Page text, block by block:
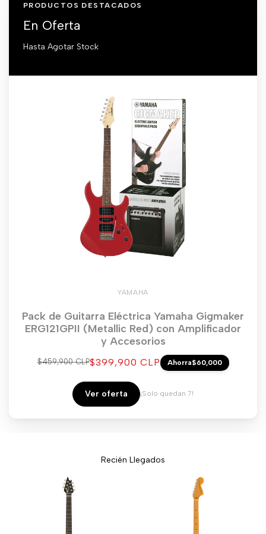
PRODUCTOS DESTACADOS
En Oferta
Hasta Agotar Stock
YAMAHA
Pack de Guitarra Eléctrica Yamaha Gigmaker
ERG121GPII (Metallic Red) con Amplificador
y Accesorios
Precio
$459,900 CLPPrecio
venta
$399,900 CLP Ahorra$60,000
Ver oferta ¡Solo quedan 7!
Recién Llegados